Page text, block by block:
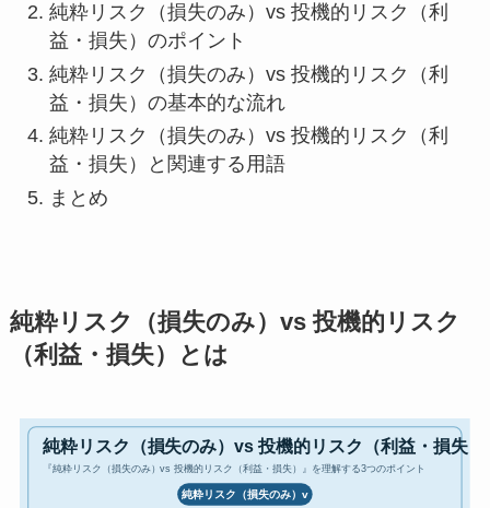
純粋リスク（損失のみ）vs 投機的リスク（利
益・損失）のポイント
純粋リスク（損失のみ）vs 投機的リスク（利
益・損失）の基本的な流れ
純粋リスク（損失のみ）vs 投機的リスク（利
益・損失）と関連する用語
まとめ
純粋リスク（損失のみ）vs 投機的リスク
（利益・損失）とは